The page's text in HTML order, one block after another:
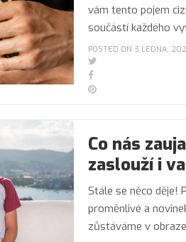
vám tento pojem
součástí každého
POSTED ON 3 LEDNA,
Co nás
zaslouží i
Stále se něco děje!
proměnlivé a
zůstáváme v